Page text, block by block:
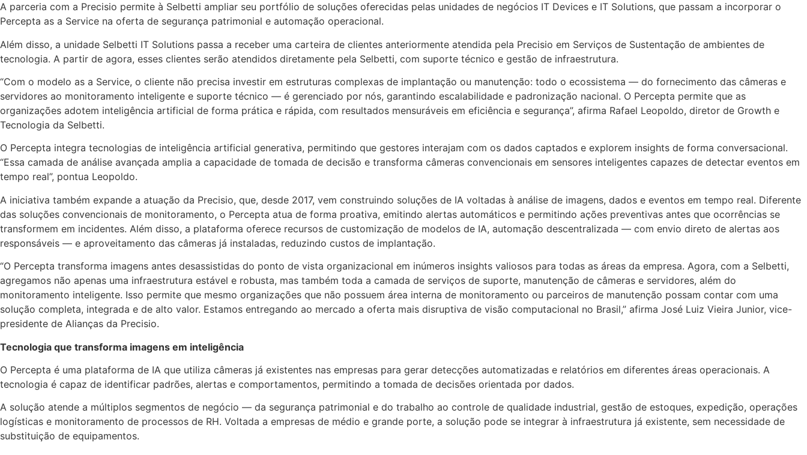
A parceria com a Precisio permite à Selbetti ampliar seu portfólio de soluções oferecidas pelas unidades de negócios IT Devices e IT Solutions, que passam a incorporar o
Percepta as a Service na oferta de segurança patrimonial e automação operacional.
Além disso, a unidade Selbetti IT Solutions passa a receber uma carteira de clientes anteriormente atendida pela Precisio em Serviços de Sustentação de ambientes de
tecnologia. A partir de agora, esses clientes serão atendidos diretamente pela Selbetti, com suporte técnico e gestão de infraestrutura.
“Com o modelo as a Service, o cliente não precisa investir em estruturas complexas de implantação ou manutenção: todo o ecossistema — do fornecimento das câmeras e
servidores ao monitoramento inteligente e suporte técnico — é gerenciado por nós, garantindo escalabilidade e padronização nacional. O Percepta permite que as
organizações adotem inteligência artificial de forma prática e rápida, com resultados mensuráveis em eficiência e segurança”, afirma Rafael Leopoldo, diretor de Growth e
Tecnologia da Selbetti.
O Percepta integra tecnologias de inteligência artificial generativa, permitindo que gestores interajam com os dados captados e explorem insights de forma conversacional.
“Essa camada de análise avançada amplia a capacidade de tomada de decisão e transforma câmeras convencionais em sensores inteligentes capazes de detectar eventos em
tempo real”, pontua Leopoldo.
A iniciativa também expande a atuação da Precisio, que, desde 2017, vem construindo soluções de IA voltadas à análise de imagens, dados e eventos em tempo real. Diferente
das soluções convencionais de monitoramento, o Percepta atua de forma proativa, emitindo alertas automáticos e permitindo ações preventivas antes que ocorrências se
transformem em incidentes. Além disso, a plataforma oferece recursos de customização de modelos de IA, automação descentralizada — com envio direto de alertas aos
responsáveis — e aproveitamento das câmeras já instaladas, reduzindo custos de implantação.
“O Percepta transforma imagens antes desassistidas do ponto de vista organizacional em inúmeros insights valiosos para todas as áreas da empresa. Agora, com a Selbetti,
agregamos não apenas uma infraestrutura estável e robusta, mas também toda a camada de serviços de suporte, manutenção de câmeras e servidores, além do
monitoramento inteligente. Isso permite que mesmo organizações que não possuem área interna de monitoramento ou parceiros de manutenção possam contar com uma
solução completa, integrada e de alto valor. Estamos entregando ao mercado a oferta mais disruptiva de visão computacional no Brasil,” afirma José Luiz Vieira Junior, vice-
presidente de Alianças da Precisio.
Tecnologia que transforma imagens em inteligência
O Percepta é uma plataforma de IA que utiliza câmeras já existentes nas empresas para gerar detecções automatizadas e relatórios em diferentes áreas operacionais. A
tecnologia é capaz de identificar padrões, alertas e comportamentos, permitindo a tomada de decisões orientada por dados.
A solução atende a múltiplos segmentos de negócio — da segurança patrimonial e do trabalho ao controle de qualidade industrial, gestão de estoques, expedição, operações
logísticas e monitoramento de processos de RH. Voltada a empresas de médio e grande porte, a solução pode se integrar à infraestrutura já existente, sem necessidade de
substituição de equipamentos.